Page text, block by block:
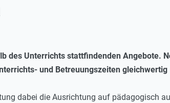
des Unterrichts stattfindenden Angebote.
und Betreuungszeiten gleichwertig
dabei die Ausrichtung auf pädagogisch